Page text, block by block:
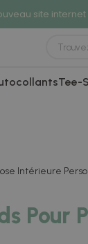
site internet
Tee-
Intérieure
Pour